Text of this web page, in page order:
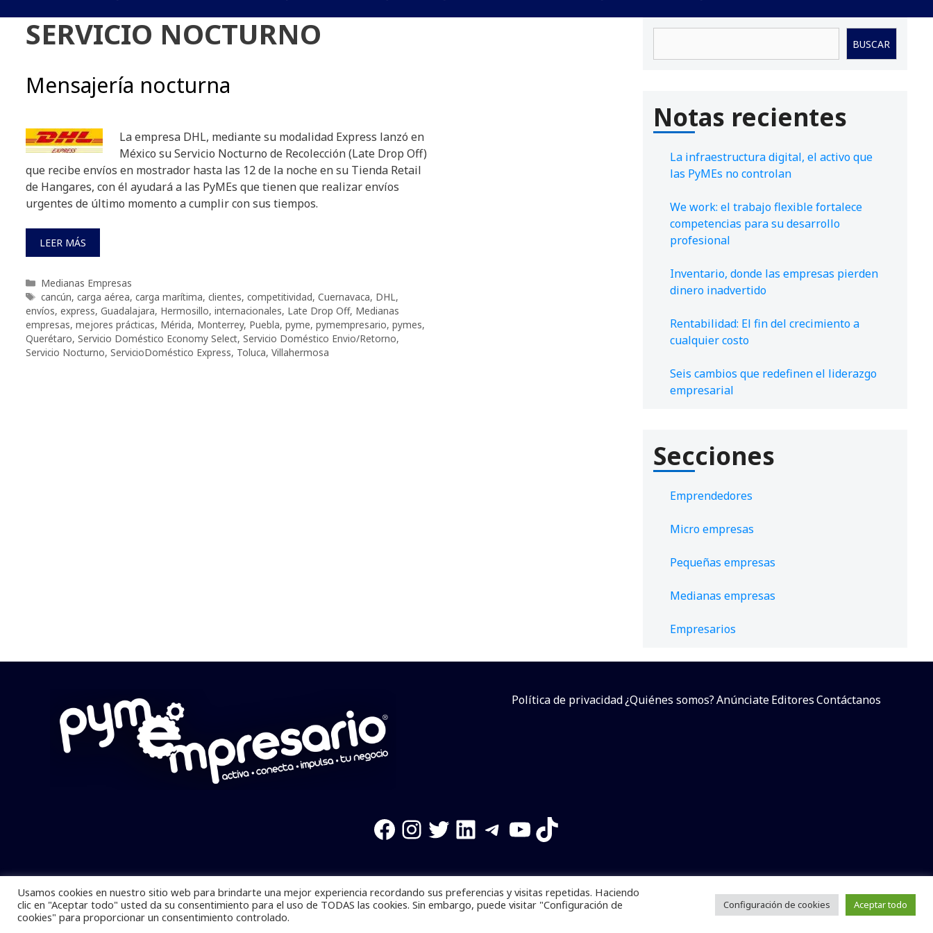
SERVICIO NOCTURNO
Mensajería nocturna
La empresa DHL, mediante su modalidad Express lanzó en
México su Servicio Nocturno de Recolección (Late Drop Off)
que recibe envíos en mostrador hasta las 12 de la noche en su Tienda Retail
de Hangares, con él ayudará a las PyMEs que tienen que realizar envíos
urgentes de último momento a cumplir con sus tiempos.
LEER MÁS
Categorías
Medianas Empresas
Etiquetas
cancún, carga aérea, carga marítima, clientes, competitividad, Cuernavaca, DHL,
envíos, express, Guadalajara, Hermosillo, internacionales, Late Drop Off, Medianas
empresas, mejores prácticas, Mérida, Monterrey, Puebla, pyme, pymempresario, pymes,
Querétaro, Servicio Doméstico Economy Select, Servicio Doméstico Envio/Retorno,
Servicio Nocturno, ServicioDoméstico Express, Toluca, Villahermosa
BUSCAR
Notas recientes
La infraestructura digital, el activo que
las PyMEs no controlan
We work: el trabajo flexible fortalece
competencias para su desarrollo
profesional
Inventario, donde las empresas pierden
dinero inadvertido
Rentabilidad: El fin del crecimiento a
cualquier costo
Seis cambios que redefinen el liderazgo
empresarial
Secciones
Emprendedores
Micro empresas
Pequeñas empresas
Medianas empresas
Empresarios
Política de privacidad¿Quiénes somos?AnúnciateEditoresContáctanos
Facebook
Instagram
Twitter
LinkedIn
Telegram
YouTube
TikTok
Pymempresario © 2025 Todos los derechos reservados. Se prohibe el uso de la información total o parcial sin dar referencia a la fuente.
Desarrollado poryalla ya!
Usamos cookies en nuestro sitio web para brindarte una mejor experiencia recordando sus preferencias y visitas repetidas. Haciendo
clic en "Aceptar todo" usted da su consentimiento para el uso de TODAS las cookies. Sin embargo, puede visitar "Configuración de
cookies" para proporcionar un consentimiento controlado.
Configuración de cookies Aceptar todo